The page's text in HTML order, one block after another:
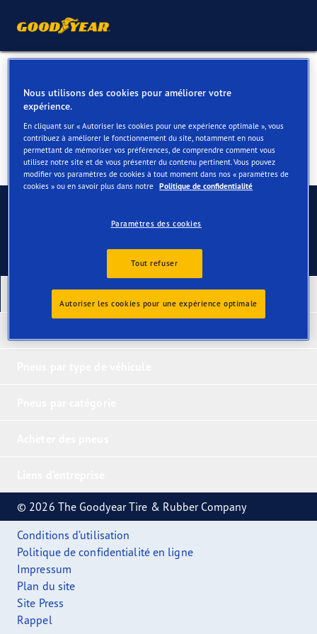
Nos derniers produits
© 2026 The Goodyear Tire & Rubber Company
Conditions d’utilisation
Politique de confidentialité en ligne
Impressum
Plan du site
Site Press
Rappel
Nous utilisons des cookies pour améliorer votre
expérience.
En cliquant sur « Autoriser les cookies pour une expérience optimale », vous
contribuez à améliorer le fonctionnement du site, notamment en nous
permettant de mémoriser vos préférences, de comprendre comment vous
utilisez notre site et de vous présenter du contenu pertinent. Vous pouvez
modifier vos paramètres de cookies à tout moment dans nos « paramètres de
cookies » ou en savoir plus dans notre Politique de confidentialité
Paramètres des cookies
Tout refuser
Autoriser les cookies pour une expérience optimale